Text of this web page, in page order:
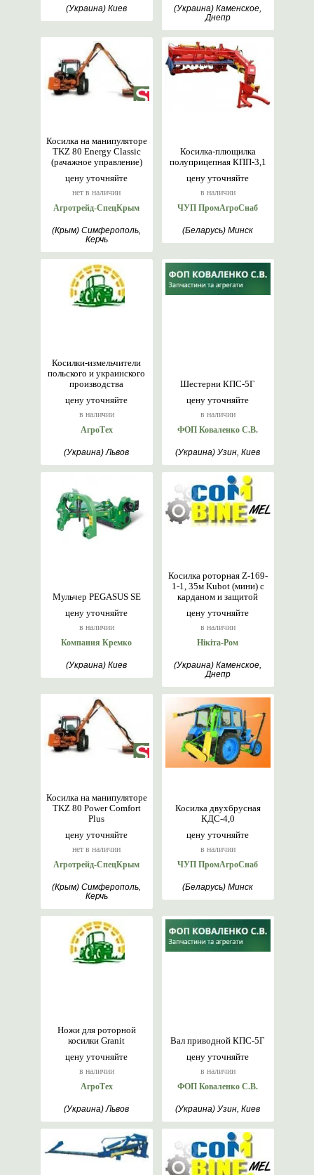
(Украина) Киев
(Украина) Каменское,
Днепр
цену уточняйте
нет в наличии
Косилка на манипуляторе
TKZ 80 Energy Classic
(рачажное управление)
Агротрейд-СпецКрым
(Крым) Симферополь,
Керчь
цену уточняйте
в наличии
Косилка-плющилка
полуприцепная КПП-3,1
ЧУП ПромАгроСнаб
(Беларусь) Минск
цену уточняйте
в наличии
Косилки-измельчители
польского и украинского
производства
АгроТех
(Украина) Львов
цену уточняйте
в наличии
Шестерни КПС-5Г
ФОП Коваленко С.В.
(Украина) Узин, Киев
цену уточняйте
в наличии
Мульчер PEGASUS SE
Компания Кремко
(Украина) Киев
цену уточняйте
в наличии
Косилка роторная Z-169-
1-1, 35м Kubot (мини) с
карданом и защитой
Нікіта-Ром
(Украина) Каменское,
Днепр
цену уточняйте
нет в наличии
Косилка на манипуляторе
TKZ 80 Power Comfort
Plus
Агротрейд-СпецКрым
(Крым) Симферополь,
Керчь
цену уточняйте
в наличии
Косилка двухбрусная
КДС-4,0
ЧУП ПромАгроСнаб
(Беларусь) Минск
цену уточняйте
в наличии
Ножи для роторной
косилки Granit
АгроТех
(Украина) Львов
цену уточняйте
в наличии
Вал приводной КПС-5Г
ФОП Коваленко С.В.
(Украина) Узин, Киев